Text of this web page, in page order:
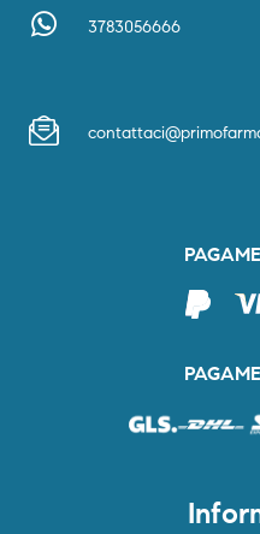
3783056666